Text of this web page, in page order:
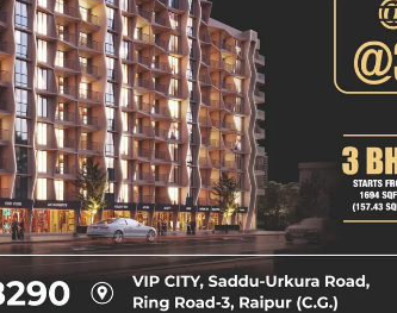
SUBSCRIBE NOW